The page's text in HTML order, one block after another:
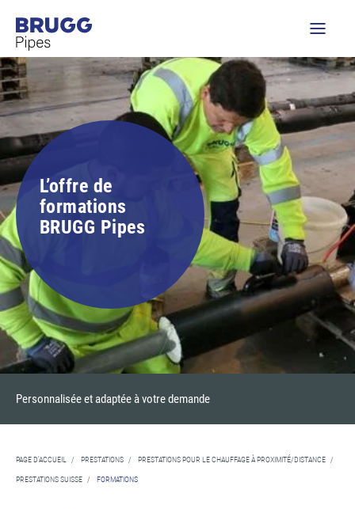
L’offre de
formations
BRUGG Pipes
Personnalisée et adaptée à votre demande
PAGE D'ACCUEIL / PRESTATIONS / PRESTATIONS POUR LE CHAUFFAGE À PROXIMITÉ/DISTANCE /
PRESTATIONS SUISSE / FORMATIONS